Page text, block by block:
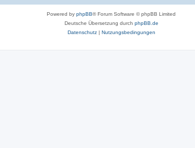
Powered by phpBB® Forum Software © phpBB Limited
Deutsche Übersetzung durch phpBB.de
Datenschutz| Nutzungsbedingungen